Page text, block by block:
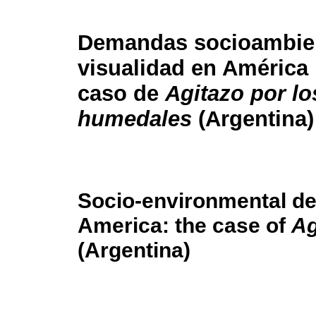
Demandas
visualidad en América
caso deAgitazo por
humedales (Argentina)
Socio-environmental
America: the case of
(Argentina)